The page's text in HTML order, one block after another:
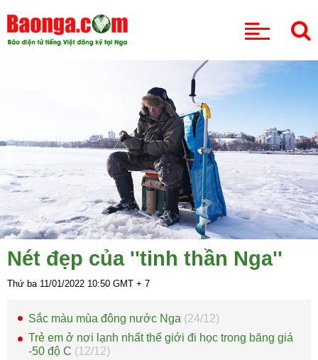
Nét đẹp của ''tinh thần Nga''
Thứ ba 11/01/2022 10:50 GMT + 7
Sắc màu mùa đông nước Nga (24/12)
Trẻ em ở nơi lạnh nhất thế giới đi học trong băng giá
-50 độ C (12/12)